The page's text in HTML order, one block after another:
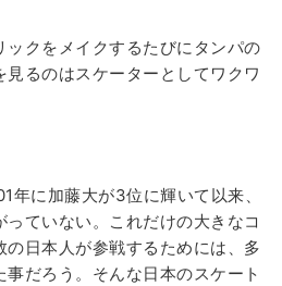
クをメイクするたびにタンパの
るのはスケーターとしてワクワ
年に加藤大が3位に輝いて以来、
ていない。これだけの大きなコ
の日本人が参戦するためには、多
事だろう。そんな日本のスケート